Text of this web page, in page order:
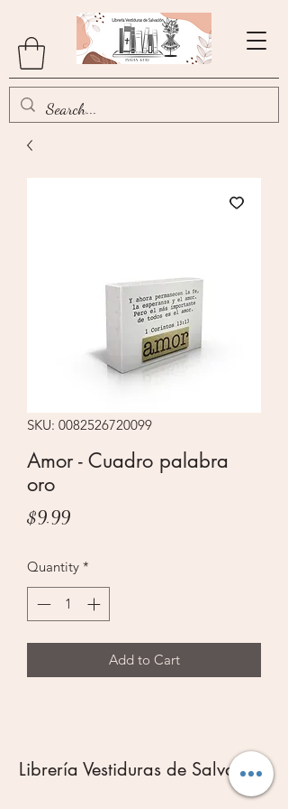
SKU: 0082526720099
Amor - Cuadro palabra
oro
$9.99Price
Quantity *
Add to Cart
Librería Vestiduras de Salvación